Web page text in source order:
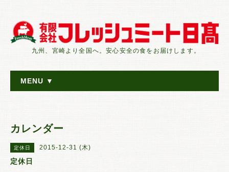
九州、宮崎より全国へ。安心安全の食をお届けします。
MENU ▼
カレンダー
定休日 2015-12-31 (木)
定休日